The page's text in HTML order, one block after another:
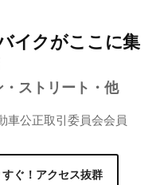
イクがここに集
ストリート・他
車公正取引委員会会員
すぐ！アクセス抜群